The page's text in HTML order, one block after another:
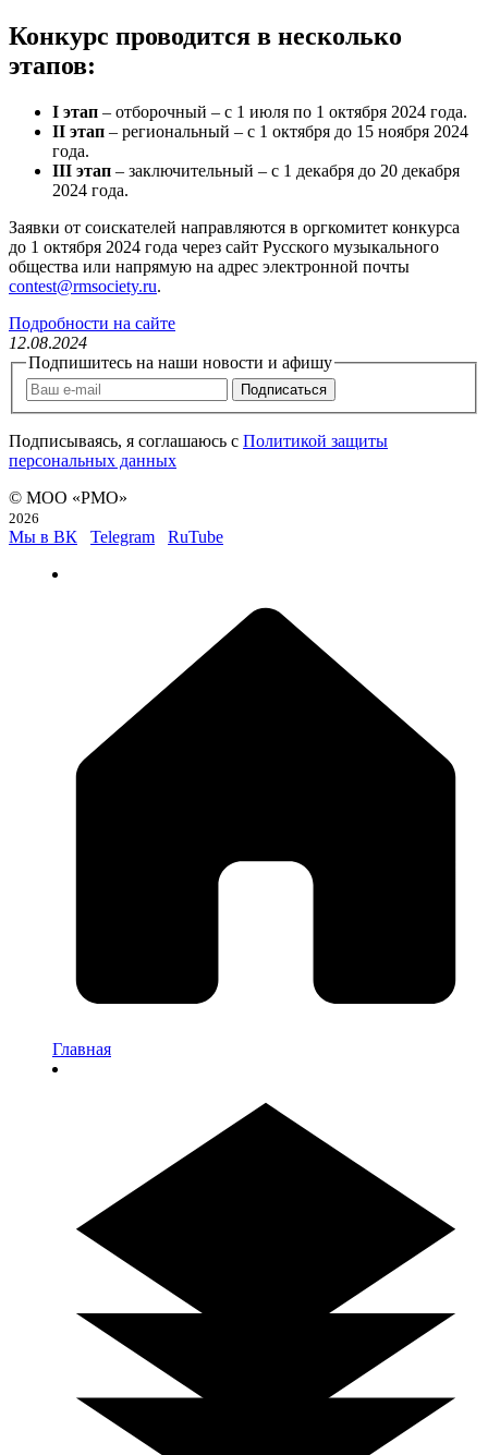
Конкурс проводится в несколько
этапов:
I этап – отборочный – с 1 июля по 1 октября 2024 года.
II этап – региональный – с 1 октября до 15 ноября 2024
года.
III этап – заключительный – с 1 декабря до 20 декабря
2024 года.
Заявки от соискателей направляются в оргкомитет конкурса
до 1 октября 2024 года через сайт Русского музыкального
общества или напрямую на адрес электронной почты
contest@rmsociety.ru.
Подробности на сайте
12.08.2024
Подпишитесь на наши новости и афишу
Подписаться
Подписываясь, я соглашаюсь c Политикой защиты
персональных данных
© МОО «РМО»
2026
Мы в ВК Telegram RuTube
Главная